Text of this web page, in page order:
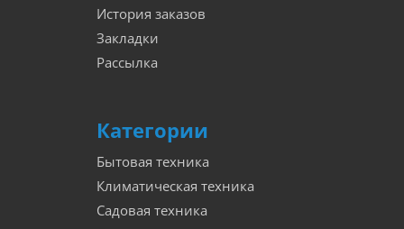
История заказов
Закладки
Рассылка
Категории
Бытовая техника
Климатическая техника
Садовая техника